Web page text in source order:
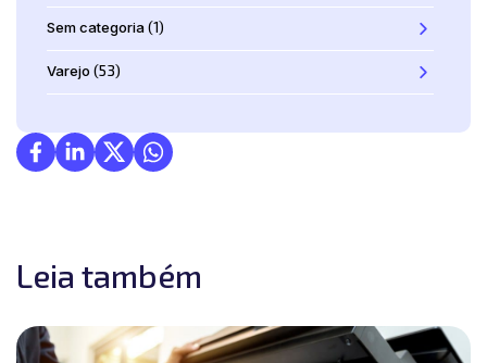
Sem categoria(1)
Varejo (53)
Leia também